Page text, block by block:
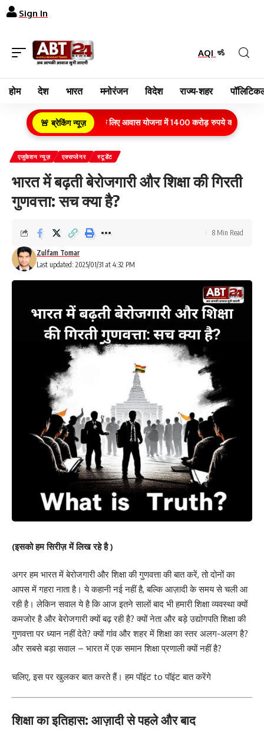
Sign In
AQI
होम देश भारत मनोरंजन विदेश राज्य-शहर
🚨 ब्रेकिंग न्यूज़
क्षेत्र के गरीब परिवारों के लिए आवास योजना में 1400 करोड़ रुपये का बजट वित्तीय
एजुकेशन न्यूज़ एक्सप्लेनर स्टूडेंट
भारत में बढ़ती बेरोजगारी और शिक्षा की गिरती
गुणवत्ता: सच क्या है?
Last updated: 2025/01/31 at 4:32 PM
Zulfam Tomar
8 Min Read
(इसको हम सिरीज़ में लिख रहे है )
अगर हम भारतमें बेरोजगारी और शिक्षा की गुणवत्ता की बात करें, तो दोनों का
आपस में गहरा नाता है। ये कहानी नई नहीं है, बल्कि आज़ादी के समय से चली आ
रही है। लेकिन सवाल ये है कि आज इतने सालों बाद भी हमारी शिक्षा व्यवस्था क्यों
कमजोर है और बेरोजगारी क्यों बढ़ रही है? क्यों नेता और बड़े उद्योगपति शिक्षा की
गुणवत्ता पर ध्यान नहीं देते? क्यों गांव और शहर में शिक्षा का स्तर अलग-अलग है?
और सबसे बड़ा सवाल – भारत में एक समान शिक्षा प्रणाली क्यों नहीं है?
चलिए, इस पर खुलकर बात करते हैं। हम पॉइंट to पॉइंट बात करेंगे
शिक्षा का इतिहास: आज़ादी से पहले और बाद